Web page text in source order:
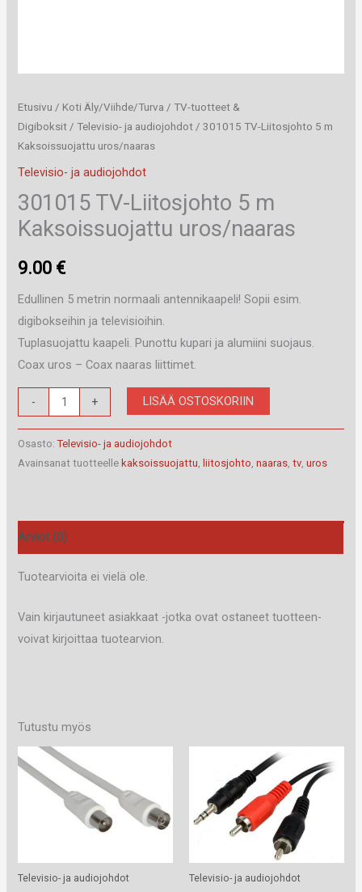
Etusivu / Koti Äly/Viihde/Turva /TV-tuotteet &
Digiboksit /Televisio- ja audiojohdot / 301015 TV-Liitosjohto 5 m
Kaksoissuojattu uros/naaras
Televisio- ja audiojohdot
301015 TV-Liitosjohto 5 m
Kaksoissuojattu uros/naaras
9.00 €
Edullinen 5 metrin normaali antennikaapeli! Sopii esim.
digibokseihin ja televisioihin.
Tuplasuojattu kaapeli. Punottu kupari ja alumiini suojaus.
Coax uros – Coax naaras liittimet.
-
TV-
Liitosjohto
5
uros/naaras
+ LISÄÄ OSTOSKORIIN
Osasto:Televisio- ja audiojohdot
Avainsanat tuotteelle kaksoissuojattu, liitosjohto,naaras,tv,uros
Arviot (0)
Tuotearvioita ei vielä ole.
Vain kirjautuneet asiakkaat -jotka ovat ostaneet tuotteen-
voivat kirjoittaa tuotearvion.
Tutustu myös
Televisio- ja audiojohdot Televisio- ja audiojohdot